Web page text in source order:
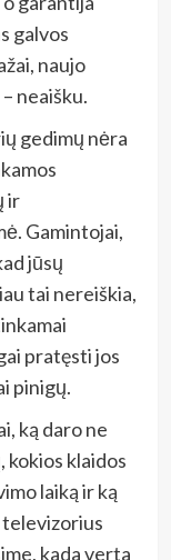
galvos
naujo
neaišku.
gedimų nėra
ir
Gamintojai,
jūsų
tai nereiškia,
pratęsti jos
pinigų.
ką daro ne
kokios klaidos
laiką ir ką
kada verta